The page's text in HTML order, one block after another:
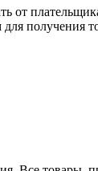
от
получения